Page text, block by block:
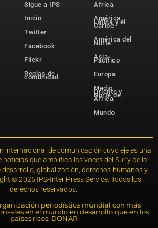
Sigue a IPS
Inicio
Twitter
Facebook
Flickr
Reglas de
comunidad
África
América
Latina y el
Caribe
América del
Norte
Asia-
Pacífico
Europa
Medio
Oriente y
Norte de
África
Mundo
internacional de comunicación cuyo eje es una
que amplifica las voces del Sur y de la
globalización, derechos humanos y
© 2025 IPS-Inter Press Service. Todos los
derechos reservados.
periodística mundial con más
en el mundo en desarrollo que en los
países ricos. DONAR